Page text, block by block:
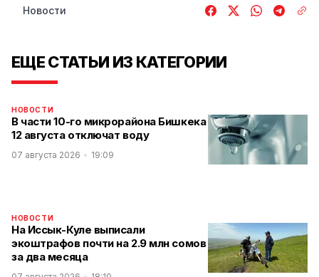
Новости
ЕЩЕ СТАТЬИ ИЗ КАТЕГОРИИ
НОВОСТИ
В части 10-го микрорайона Бишкека
12 августа отключат воду
07 августа 2026 19:09
НОВОСТИ
На Иссык-Куле выписали
экоштрафов почти на 2.9 млн сомов
за два месяца